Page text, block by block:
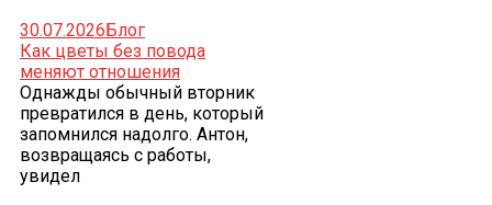
30.07.2026Блог
Как цветы без повода
меняют отношения
Однажды обычный вторник
превратился в день, который
запомнился надолго. Антон,
возвращаясь с работы,
увидел